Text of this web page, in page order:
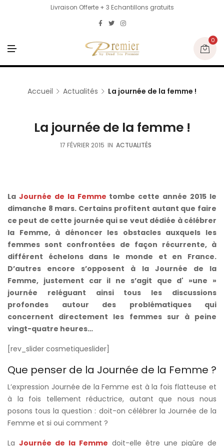
Livraison Offerte + 3 Echantillons gratuits
N
U
0
Accueil Actualités La journée de la femme !
La journée de la femme !
17 FÉVRIER 2015 IN ACTUALITÉS
La Journée de la Femme tombe cette année 2015 le
dimanche 8 mars. Certains profitent autant que faire
ce peut de cette journée qui se veut dédiée à célébrer
la Femme, à dénoncer les obstacles auxquels les
femmes sont confrontées de façon récurrente, à
différent échelons dans le monde et en France.
D’autres encore s’opposent à la Journée de la
Femme, justement car il ne s’agit que d' »une »
journée reléguant ainsi tous les discussions
profondes autour des problématiques qui
concernent directement les femmes sur à peine
vingt-quatre heures…
[rev_slider cosmetiqueslider]
Que penser de la Journée de la Femme ?
L’expression Journée de la Femme est à la fois flatteuse et
à la fois tellement réductrice, autant que nous nous
posons tous la question : doit-on célébrer la Journée de la
Femme et si oui comment ?
La Journée de la Femme doit-elle être une piqûre de